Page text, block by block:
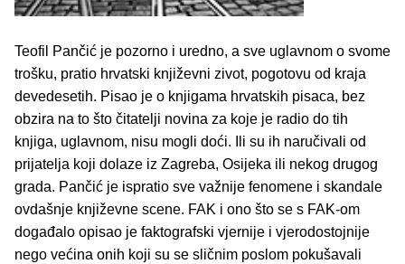
Teofil Pančić je pozorno i uredno, a sve uglavnom o svome
trošku, pratio hrvatski književni zivot, pogotovu od kraja
devedesetih. Pisao je o knjigama hrvatskih pisaca, bez
obzira na to što čitatelji novina za koje je radio do tih
knjiga, uglavnom, nisu mogli doći. Ili su ih naručivali od
prijatelja koji dolaze iz Zagreba, Osijeka ili nekog drugog
grada. Pančić je ispratio sve važnije fenomene i skandale
ovdašnje književne scene. FAK i ono što se s FAK-om
događalo opisao je faktografski vjernije i vjerodostojnije
nego većina onih koji su se sličnim poslom pokušavali